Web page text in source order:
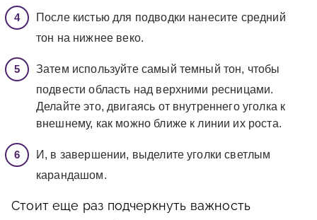
После кистью для подводки нанесите средний
тон на нижнее веко.
Затем используйте самый темный тон, чтобы
подвести область над верхними ресницами.
Делайте это, двигаясь от внутреннего уголка к
внешнему, как можно ближе к линии их роста.
И, в завершении, выделите уголки светлым
карандашом.
Стоит еще раз подчеркнуть важность